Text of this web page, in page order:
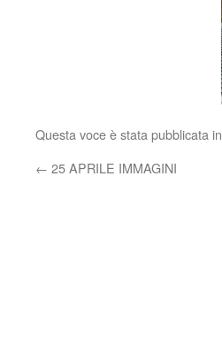
Questa voce è stata pubblicata in
← 25 APRILE IMMAGINI